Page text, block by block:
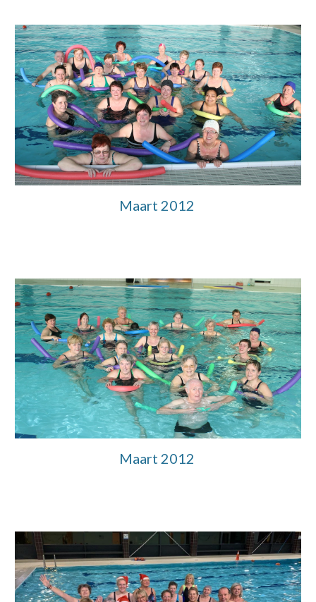
Maart 2012
Maart 2012